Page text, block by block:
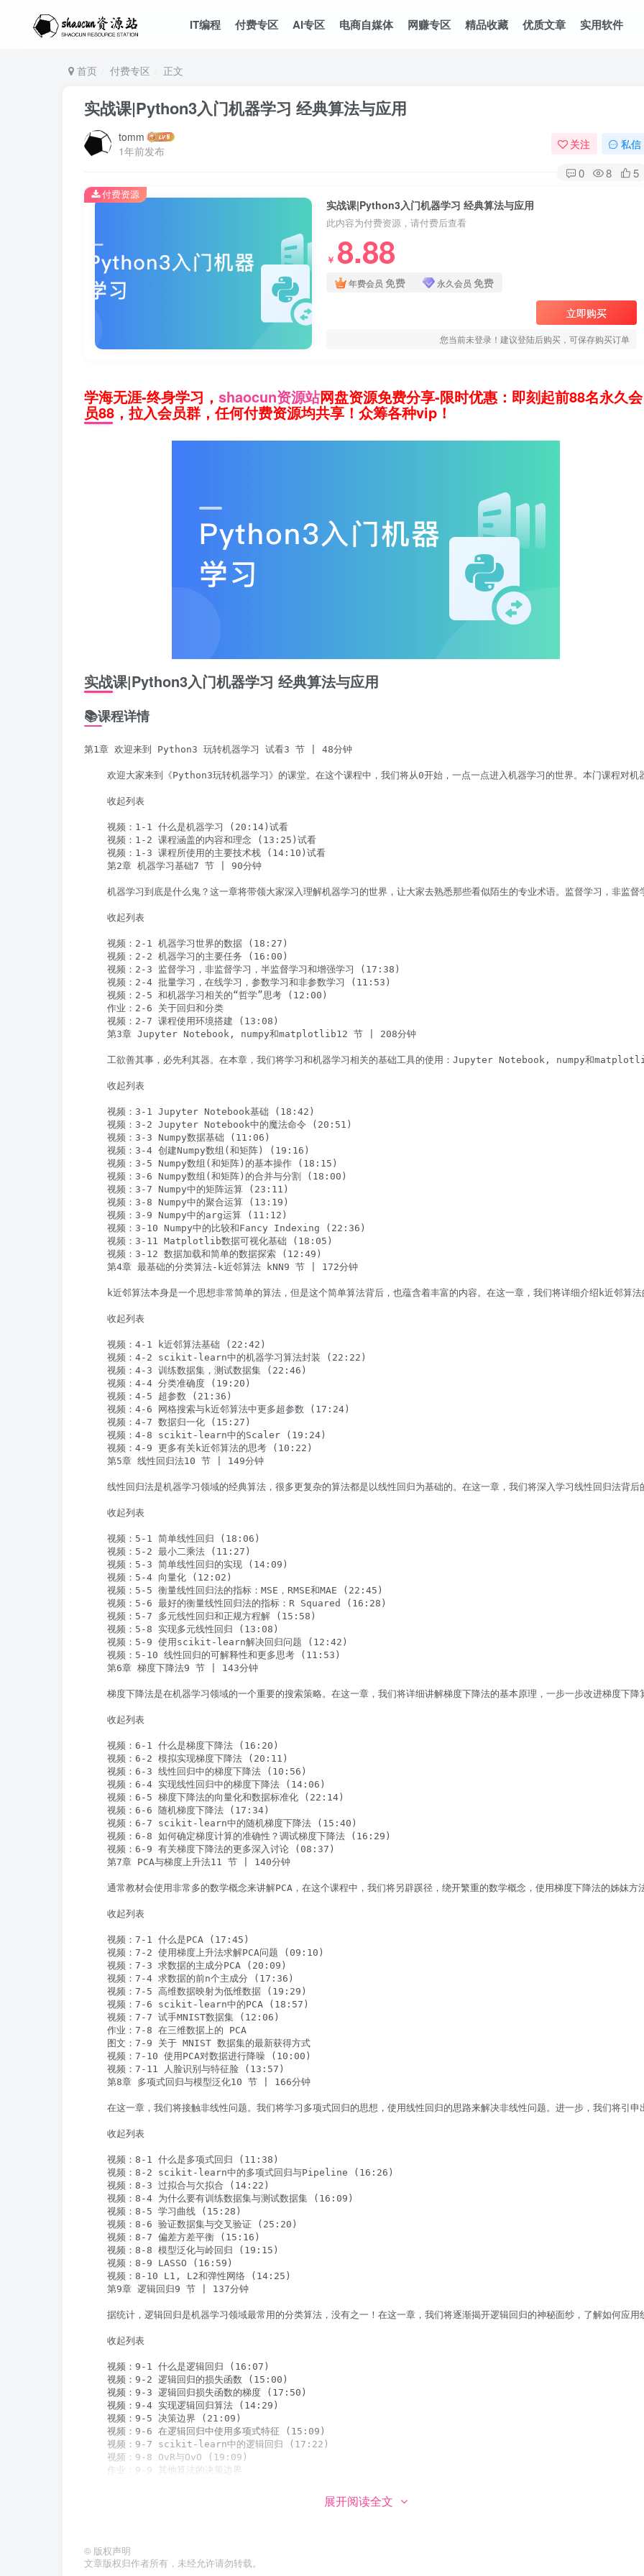
IT编程 付费专区 AI专区 电商自媒体 网赚专区 精品收藏 优质文章 实用软件
首页 付费专区 正文
实战课|Python3入门机器学习 经典算法与应用
tomm
1年前发布
关注 私信
0 8 5
实战课|Python3入门机器学习 经典算法与应用
此内容为付费资源，请付费后查看
￥ 8.88
年费会员 免费 永久会员 免费
立即购买
您当前未登录！建议登陆后购买，可保存购买订单
付费资源
学海无涯-终身学习， shaocun资源站网盘资源免费分享-限时优惠：即刻起前88名永久会
员88，拉入会员群，任何付费资源均共享！众筹各种vip！
实战课|Python3入门机器学习 经典算法与应用
📚课程详情
第1章 欢迎来到 Python3 玩转机器学习 试看3 节 | 48分钟
欢迎大家来到《Python3玩转机器学习》的课堂。在这个课程中，我们将从0开始，一点一点进入机器学习的世界。本门课程对
    收起列表
    视频：1-1 什么是机器学习 (20:14)试看
    视频：1-2 课程涵盖的内容和理念 (13:25)试看
    视频：1-3 课程所使用的主要技术栈 (14:10)试看
    第2章 机器学习基础7 节 | 90分钟
机器学习到底是什么鬼？这一章将带领大家深入理解机器学习的世界，让大家去熟悉那些看似陌生的专业术语。监督学习，非监
    收起列表
    视频：2-1 机器学习世界的数据 (18:27)
    视频：2-2 机器学习的主要任务 (16:00)
    视频：2-3 监督学习，非监督学习，半监督学习和增强学习 (17:38)
    视频：2-4 批量学习，在线学习，参数学习和非参数学习 (11:53)
    视频：2-5 和机器学习相关的“哲学”思考 (12:00)
    作业：2-6 关于回归和分类
    视频：2-7 课程使用环境搭建 (13:08)
    第3章 Jupyter Notebook, numpy和matplotlib12 节 | 208分钟
工欲善其事，必先利其器。在本章，我们将学习和机器学习相关的基础工具的使用：Jupyter Notebook, numpy和
    收起列表
    视频：3-1 Jupyter Notebook基础 (18:42)
    视频：3-2 Jupyter Notebook中的魔法命令 (20:51)
    视频：3-3 Numpy数据基础 (11:06)
    视频：3-4 创建Numpy数组(和矩阵) (19:16)
    视频：3-5 Numpy数组(和矩阵)的基本操作 (18:15)
    视频：3-6 Numpy数组(和矩阵)的合并与分割 (18:00)
    视频：3-7 Numpy中的矩阵运算 (23:11)
    视频：3-8 Numpy中的聚合运算 (13:19)
    视频：3-9 Numpy中的arg运算 (11:12)
    视频：3-10 Numpy中的比较和Fancy Indexing (22:36)
    视频：3-11 Matplotlib数据可视化基础 (18:05)
    视频：3-12 数据加载和简单的数据探索 (12:49)
    第4章 最基础的分类算法-k近邻算法 kNN9 节 | 172分钟
k近邻算法本身是一个思想非常简单的算法，但是这个简单算法背后，也蕴含着丰富的内容。在这一章，我们将详细介绍k近邻
    收起列表
    视频：4-1 k近邻算法基础 (22:42)
    视频：4-2 scikit-learn中的机器学习算法封装 (22:22)
    视频：4-3 训练数据集，测试数据集 (22:46)
    视频：4-4 分类准确度 (19:20)
    视频：4-5 超参数 (21:36)
    视频：4-6 网格搜索与k近邻算法中更多超参数 (17:24)
    视频：4-7 数据归一化 (15:27)
    视频：4-8 scikit-learn中的Scaler (19:24)
    视频：4-9 更多有关k近邻算法的思考 (10:22)
    第5章 线性回归法10 节 | 149分钟
线性回归法是机器学习领域的经典算法，很多更复杂的算法都是以线性回归为基础的。在这一章，我们将深入学习线性回归法
    收起列表
    视频：5-1 简单线性回归 (18:06)
    视频：5-2 最小二乘法 (11:27)
    视频：5-3 简单线性回归的实现 (14:09)
    视频：5-4 向量化 (12:02)
    视频：5-5 衡量线性回归法的指标：MSE，RMSE和MAE (22:45)
    视频：5-6 最好的衡量线性回归法的指标：R Squared (16:28)
    视频：5-7 多元线性回归和正规方程解 (15:58)
    视频：5-8 实现多元线性回归 (13:08)
    视频：5-9 使用scikit-learn解决回归问题 (12:42)
    视频：5-10 线性回归的可解释性和更多思考 (11:53)
    第6章 梯度下降法9 节 | 143分钟
梯度下降法是在机器学习领域的一个重要的搜索策略。在这一章，我们将详细讲解梯度下降法的基本原理，一步一步改进梯度
    收起列表
    视频：6-1 什么是梯度下降法 (16:20)
    视频：6-2 模拟实现梯度下降法 (20:11)
    视频：6-3 线性回归中的梯度下降法 (10:56)
    视频：6-4 实现线性回归中的梯度下降法 (14:06)
    视频：6-5 梯度下降法的向量化和数据标准化 (22:14)
    视频：6-6 随机梯度下降法 (17:34)
    视频：6-7 scikit-learn中的随机梯度下降法 (15:40)
    视频：6-8 如何确定梯度计算的准确性？调试梯度下降法 (16:29)
    视频：6-9 有关梯度下降法的更多深入讨论 (08:37)
    第7章 PCA与梯度上升法11 节 | 140分钟
通常教材会使用非常多的数学概念来讲解PCA，在这个课程中，我们将另辟蹊径，绕开繁重的数学概念，使用梯度下降法的姊
    收起列表
    视频：7-1 什么是PCA (17:45)
    视频：7-2 使用梯度上升法求解PCA问题 (09:10)
    视频：7-3 求数据的主成分PCA (20:09)
    视频：7-4 求数据的前n个主成分 (17:36)
    视频：7-5 高维数据映射为低维数据 (19:29)
    视频：7-6 scikit-learn中的PCA (18:57)
    视频：7-7 试手MNIST数据集 (12:06)
    作业：7-8 在三维数据上的 PCA
    图文：7-9 关于 MNIST 数据集的最新获得方式
    视频：7-10 使用PCA对数据进行降噪 (10:00)
    视频：7-11 人脸识别与特征脸 (13:57)
    第8章 多项式回归与模型泛化10 节 | 166分钟
在这一章，我们将接触非线性问题。我们将学习多项式回归的思想，使用线性回归的思路来解决非线性问题。进一步，我们将
    收起列表
    视频：8-1 什么是多项式回归 (11:38)
    视频：8-2 scikit-learn中的多项式回归与Pipeline (16:26)
    视频：8-3 过拟合与欠拟合 (14:22)
    视频：8-4 为什么要有训练数据集与测试数据集 (16:09)
    视频：8-5 学习曲线 (15:28)
    视频：8-6 验证数据集与交叉验证 (25:20)
    视频：8-7 偏差方差平衡 (15:16)
    视频：8-8 模型泛化与岭回归 (19:15)
    视频：8-9 LASSO (16:59)
    视频：8-10 L1, L2和弹性网络 (14:25)
    第9章 逻辑回归9 节 | 137分钟
据统计，逻辑回归是机器学习领域最常用的分类算法，没有之一！在这一章，我们将逐渐揭开逻辑回归的神秘面纱，了解如何
    收起列表
    视频：9-1 什么是逻辑回归 (16:07)
    视频：9-2 逻辑回归的损失函数 (15:00)
    视频：9-3 逻辑回归损失函数的梯度 (17:50)
    视频：9-4 实现逻辑回归算法 (14:29)
    视频：9-5 决策边界 (21:09)
    视频：9-6 在逻辑回归中使用多项式特征 (15:09)
    视频：9-7 scikit-learn中的逻辑回归 (17:22)
    视频：9-8 OvR与OvO (19:09)
    作业：9-9 其他算法的决策边界
对机器学习分类算法结果的评估，是一个公认的复杂问题。在这一章，我们将来阐述这个问题为什么复杂。我们如何更好地看
    视频：10-1 准确度的陷阱和混淆矩阵 (15:06)
展开阅读全文
© 版权声明
文章版权归作者所有，未经允许请勿转载。